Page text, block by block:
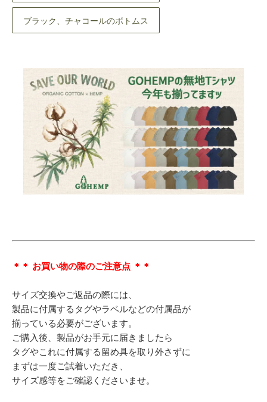
ブラック、チャコールのボトムス
＊＊ お買い物の際のご注意点 ＊＊
サイズ交換やご返品の際には、
製品に付属するタグやラベルなどの付属品が
揃っている必要がございます。
ご購入後、製品がお手元に届きましたら
タグやこれに付属する留め具を取り外さずに
まずは一度ご試着いただき、
サイズ感等をご確認くださいませ。